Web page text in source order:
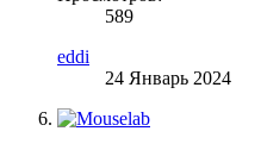
589
eddi
24 Январь 2024